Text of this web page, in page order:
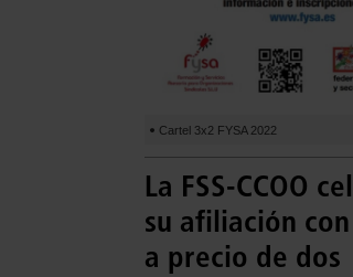
Cartel 3x2 FYSA 2022
La FSS-CCOO
su afiliación
a precio de dos